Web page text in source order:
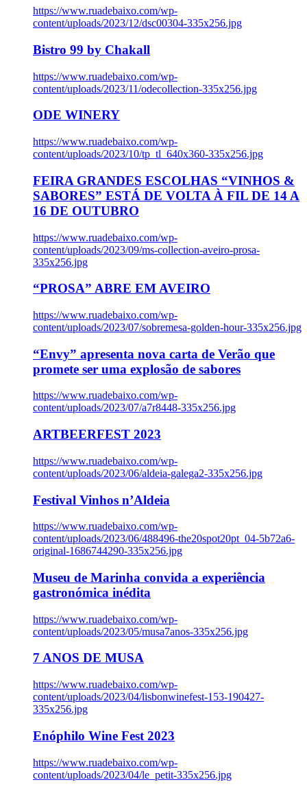
https://www.ruadebaixo.com/wp-
content/uploads/2023/12/dsc00304-335x256.jpg
Bistro 99 by Chakall
https://www.ruadebaixo.com/wp-
content/uploads/2023/11/odecollection-335x256.jpg
ODE WINERY
https://www.ruadebaixo.com/wp-
content/uploads/2023/10/tp_tl_640x360-335x256.jpg
FEIRA GRANDES ESCOLHAS “VINHOS &
SABORES” ESTÁ DE VOLTA À FIL DE 14 A
16 DE OUTUBRO
https://www.ruadebaixo.com/wp-
content/uploads/2023/09/ms-collection-aveiro-prosa-
335x256.jpg
“PROSA” ABRE EM AVEIRO
https://www.ruadebaixo.com/wp-
content/uploads/2023/07/sobremesa-golden-hour-335x256.jpg
“Envy” apresenta nova carta de Verão que
promete ser uma explosão de sabores
https://www.ruadebaixo.com/wp-
content/uploads/2023/07/a7r8448-335x256.jpg
ARTBEERFEST 2023
https://www.ruadebaixo.com/wp-
content/uploads/2023/06/aldeia-galega2-335x256.jpg
Festival Vinhos n’Aldeia
https://www.ruadebaixo.com/wp-
content/uploads/2023/06/488496-the20spot20pt_04-5b72a6-
original-1686744290-335x256.jpg
Museu de Marinha convida a experiência
gastronómica inédita
https://www.ruadebaixo.com/wp-
content/uploads/2023/05/musa7anos-335x256.jpg
7 ANOS DE MUSA
https://www.ruadebaixo.com/wp-
content/uploads/2023/04/lisbonwinefest-153-190427-
335x256.jpg
Enóphilo Wine Fest 2023
https://www.ruadebaixo.com/wp-
content/uploads/2023/04/le_petit-335x256.jpg